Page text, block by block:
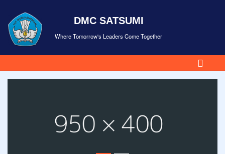
DMC SATSUMI
Where Tomorrow's Leaders Come Together